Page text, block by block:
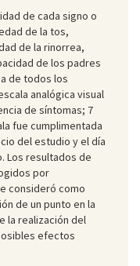
de cada signo o
de la tos,
de la rinorrea,
de los padres
de todos los
analógica visual
de síntomas; 7
fue cumplimentada
del estudio y el día
Los resultados de
por
consideró como
de un punto en la
la realización del
efectos